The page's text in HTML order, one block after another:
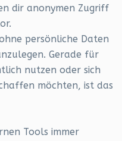
dir anonymen Zugriff
persönliche Daten
Gerade für
nutzen oder sich
möchten, ist das
Tools immer